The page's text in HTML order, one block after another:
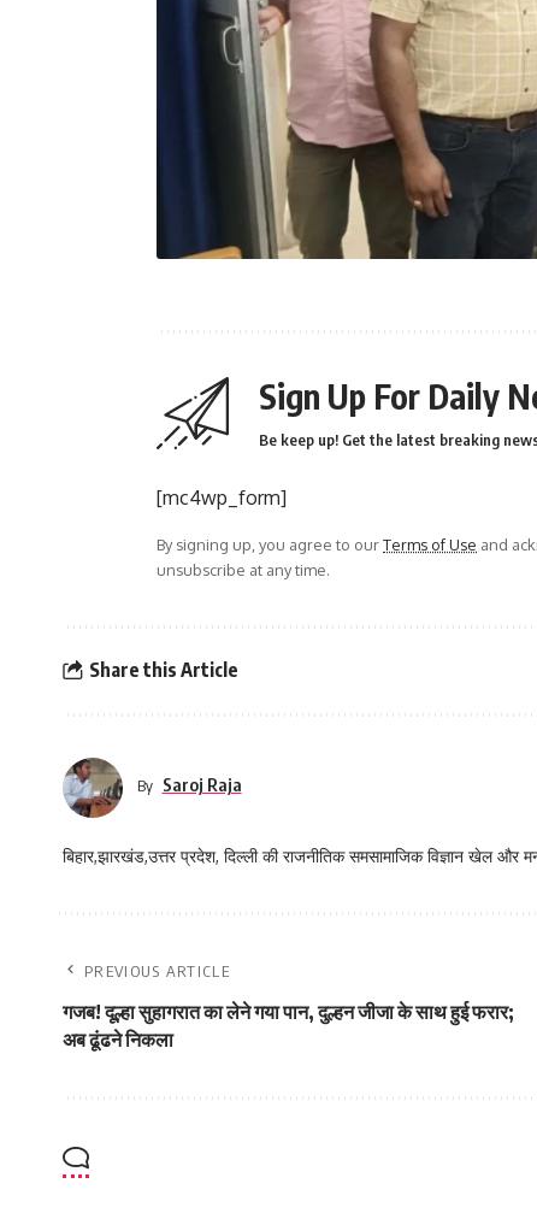
Sign Up For Daily
Be keep up! Get the latest breaking
[mc4wp_form]
By signing up, you agree to ourTerms of Use and
unsubscribe at any time.
Share this Article
By Saroj Raja
बिहार,झारखंड,उत्तर प्रदेश, दिल्ली की राजनीतिक समसामाजिक विज्ञान खेल
PREVIOUS ARTICLE
गजब! दूल्हा सुहागरात का लेने गया पान, दुल्हन जीजा के साथ हुई फरार;
अब ढूंढने निकला